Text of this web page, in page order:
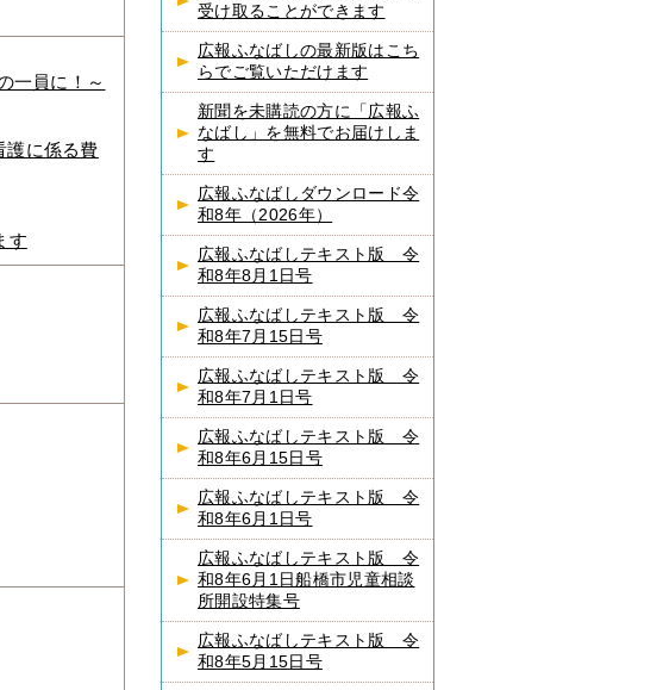
一員に！～
に係る費
す
受け取ることができます
広報ふなばしの最新版はこち
らでご覧いただけます
新聞を未購読の方に「広報ふ
なばし」を無料でお届けしま
す
広報ふなばしダウンロード令
和8年（2026年）
広報ふなばしテキスト版 令
和8年8月1日号
広報ふなばしテキスト版 令
和8年7月15日号
広報ふなばしテキスト版 令
和8年7月1日号
広報ふなばしテキスト版 令
和8年6月15日号
広報ふなばしテキスト版 令
和8年6月1日号
広報ふなばしテキスト版 令
和8年6月1日船橋市児童相談
所開設特集号
広報ふなばしテキスト版 令
和8年5月15日号